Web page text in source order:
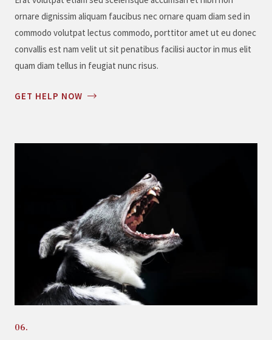
ornare dignissim aliquam faucibus nec ornare quam diam sed in
commodo volutpat lectus commodo, porttitor amet ut eu donec
convallis est nam velit ut sit penatibus facilisi auctor in mus elit
quam diam tellus in feugiat nunc risus.
GET HELP NOW
06.